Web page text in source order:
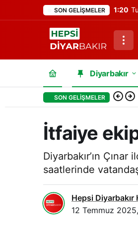
SON GELIŞMELER 1:20
Diyarbakır
SON GELIŞMELER
İtfaiye
Diyarbakır’ın
saatlerinde
Hepsi
12 Temmuz